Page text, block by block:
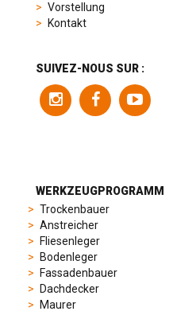
product
sporty
chronographs
elegant
watches.
Vorstellung
Kontakt
SUIVEZ-NOUS SUR :
WERKZEUGPROGRAMM
Trockenbauer
Anstreicher
Fliesenleger
Bodenleger
Fassadenbauer
Dachdecker
Maurer